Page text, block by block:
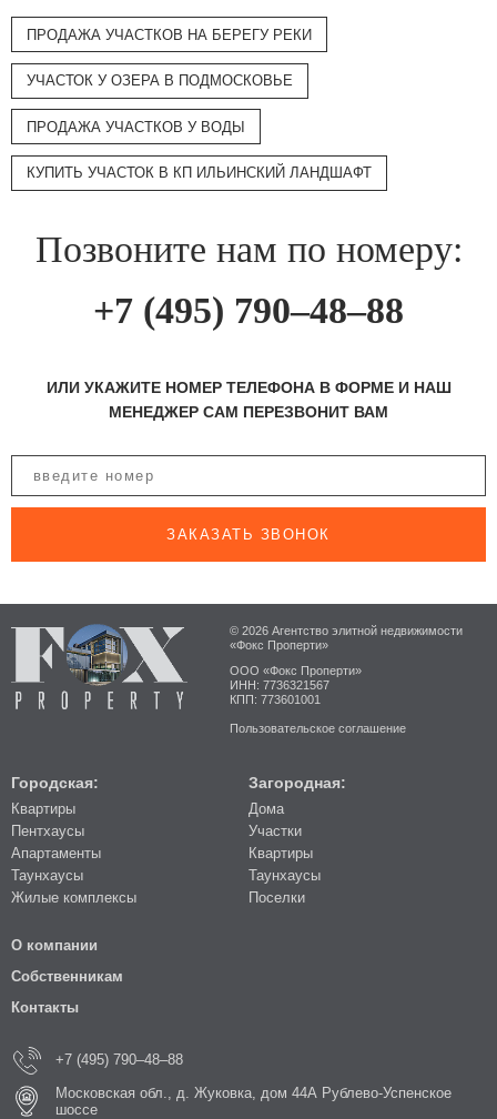
ПРОДАЖА УЧАСТКОВ НА БЕРЕГУ РЕКИ
УЧАСТОК У ОЗЕРА В ПОДМОСКОВЬЕ
ПРОДАЖА УЧАСТКОВ У ВОДЫ
КУПИТЬ УЧАСТОК В КП ИЛЬИНСКИЙ ЛАНДШАФТ
Позвоните нам по номеру:
+7 (495) 790–48–88
ИЛИ УКАЖИТЕ НОМЕР ТЕЛЕФОНА В ФОРМЕ И НАШ
МЕНЕДЖЕР САМ ПЕРЕЗВОНИТ ВАМ
ЗАКАЗАТЬ ЗВОНОК
© 2026 Агентство элитной недвижимости
«Фокс Проперти»
ООО «Фокс Проперти»
ИНН: 7736321567
КПП: 773601001
Пользовательское соглашение
Городская:
Квартиры
Пентхаусы
Апартаменты
Таунхаусы
Жилые комплексы
Загородная:
Дома
Участки
Квартиры
Таунхаусы
Поселки
О компании
Собственникам
Контакты
+7 (495) 790–48–88
Московская обл., д. Жуковка, дом 44А Рублево-Успенское
шоссе